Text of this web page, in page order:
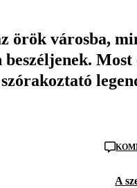
örök városba,
Most
A